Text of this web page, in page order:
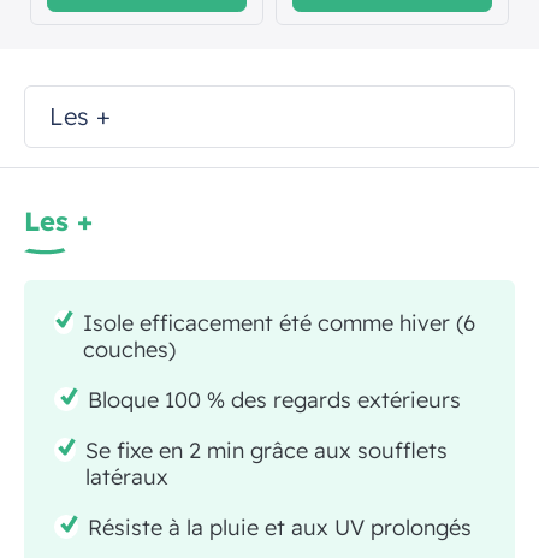
Les +
Les +
Isole efficacement été comme hiver (6
couches)
Bloque 100 % des regards extérieurs
Se fixe en 2 min grâce aux soufflets
latéraux
Résiste à la pluie et aux UV prolongés